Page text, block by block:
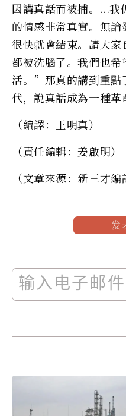
因講真話而被捕。...我
的情感非常真實。無
很快就會結束。請大
都被洗腦了。我們也希
活。”那真的講到重
代，說真話成為一種
（編譯：王明真）
（責任編輯：姜啟明）
（文章來源：新三才編
发